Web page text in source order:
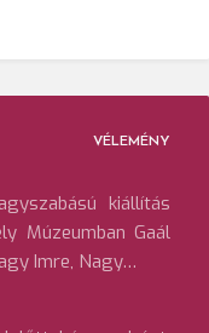
VÉLEMÉNY
kiállítás
Múzeumban Gaál
Imre, Nagy…